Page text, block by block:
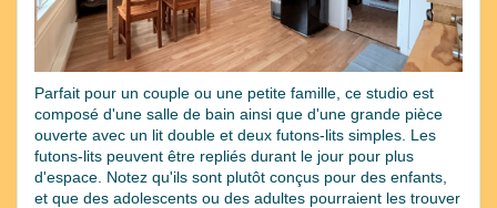
Parfait pour un couple ou une petite famille, ce studio est
composé d'une salle de bain ainsi que d'une grande pièce
ouverte avec un lit double et deux futons-lits simples. Les
futons-lits peuvent être repliés durant le jour pour plus
d'espace. Notez qu'ils sont plutôt conçus pour des enfants,
et que des adolescents ou des adultes pourraient les trouver